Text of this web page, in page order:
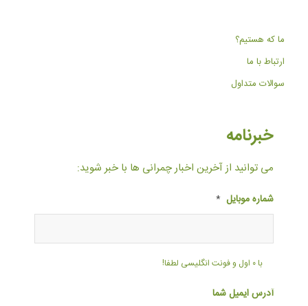
ما که هستیم؟
ارتباط با ما
سوالات متداول
خبرنامه
می توانید از آخرین اخبار چمرانی ها با خبر شوید:
شماره موبایل *
با ۰ اول و فونت انگلیسی لطفا!
آدرس ایمیل شما